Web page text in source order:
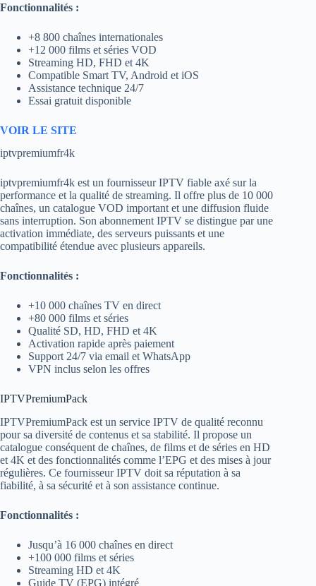
Fonctionnalités :
+8 800 chaînes internationales
+12 000 films et séries VOD
Streaming HD, FHD et 4K
Compatible Smart TV, Android et iOS
Assistance technique 24/7
Essai gratuit disponible
VOIR LE SITE
iptvpremiumfr4k
iptvpremiumfr4k est un fournisseur IPTV fiable axé sur la
performance et la qualité de streaming. Il offre plus de 10 000
chaînes, un catalogue VOD important et une diffusion fluide
sans interruption. Son abonnement IPTV se distingue par une
activation immédiate, des serveurs puissants et une
compatibilité étendue avec plusieurs appareils.
Fonctionnalités :
+10 000 chaînes TV en direct
+80 000 films et séries
Qualité SD, HD, FHD et 4K
Activation rapide après paiement
Support 24/7 via email et WhatsApp
VPN inclus selon les offres
IPTVPremiumPack
IPTVPremiumPack est un service IPTV de qualité reconnu
pour sa diversité de contenus et sa stabilité. Il propose un
catalogue conséquent de chaînes, de films et de séries en HD
et 4K et des fonctionnalités comme l’EPG et des mises à jour
régulières. Ce fournisseur IPTV doit sa réputation à sa
fiabilité, à sa sécurité et à son assistance continue.
Fonctionnalités :
Jusqu’à 16 000 chaînes en direct
+100 000 films et séries
Streaming HD et 4K
Guide TV (EPG) intégré